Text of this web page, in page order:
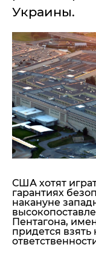
Украина
Спорт
Культура
Война на
Крыму
"ДНР"
"ЛНР"
Оккупация Крыма
Новости Крыма
Донбасс
Армия Украины
Пресс-релизы
Украины.
США хотят
гарантиях
накануне
Пентагона,
придется